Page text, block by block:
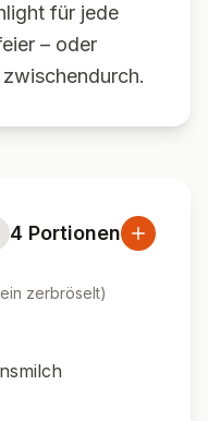
für jede
– oder
4 Portionen
zerbröselt)